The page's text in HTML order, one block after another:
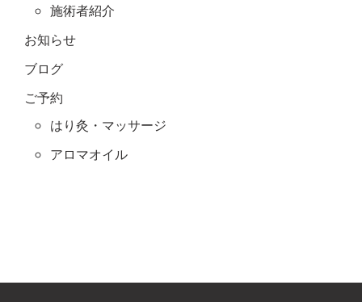
施術者紹介
お知らせ
ブログ
ご予約
はり灸・マッサージ
アロマオイル